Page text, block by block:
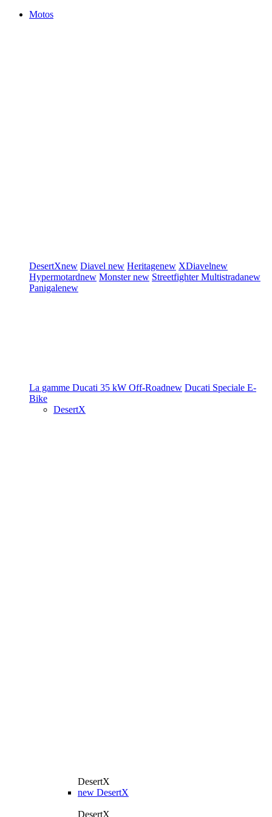
Motos
DesertXnew Diavel new Heritagenew XDiavelnew
Hypermotardnew Monsternew StreetfighterMultistradanew
Panigalenew
La gamme Ducati 35 kW Off-Roadnew Ducati Speciale E-
Bike
DesertX
DesertX
new DesertX
DesertX